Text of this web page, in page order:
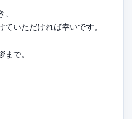
いただければ幸いです。
で。